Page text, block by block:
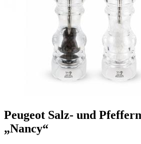
Peugeot Salz- und
„Nancy“